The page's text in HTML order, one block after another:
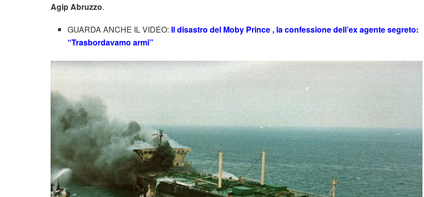
Agip Abruzzo.
GUARDA ANCHE IL VIDEO: Il disastro del Moby Prince , la confessione dell’ex agente segreto:
“Trasbordavamo armi”